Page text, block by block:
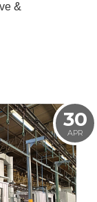
&
30
APR